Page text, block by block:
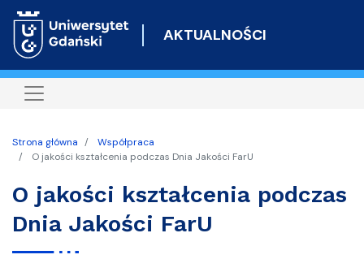
do
AKTUALNOŚCI
Strona główna
Współpraca
O jakości kształcenia podczas Dnia Jakości FarU
O jakości kształcenia podczas
Dnia Jakości FarU